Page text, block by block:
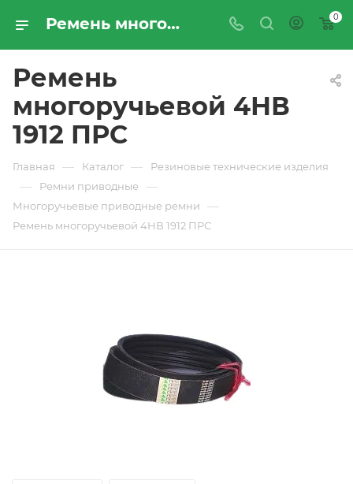
Ремень многоручьевой 4НВ 1912 ПРС - купить по цене производителя с доставкой по Москве и России | ПРОМРЕСУРССЕРВИС 0
Ремень
многоручьевой 4НВ
1912 ПРС
Главная — Каталог — Резиновые технические изделия
— Ремни приводные —
Многоручьевые приводные ремни —
Ремень многоручьевой 4НВ 1912 ПРС